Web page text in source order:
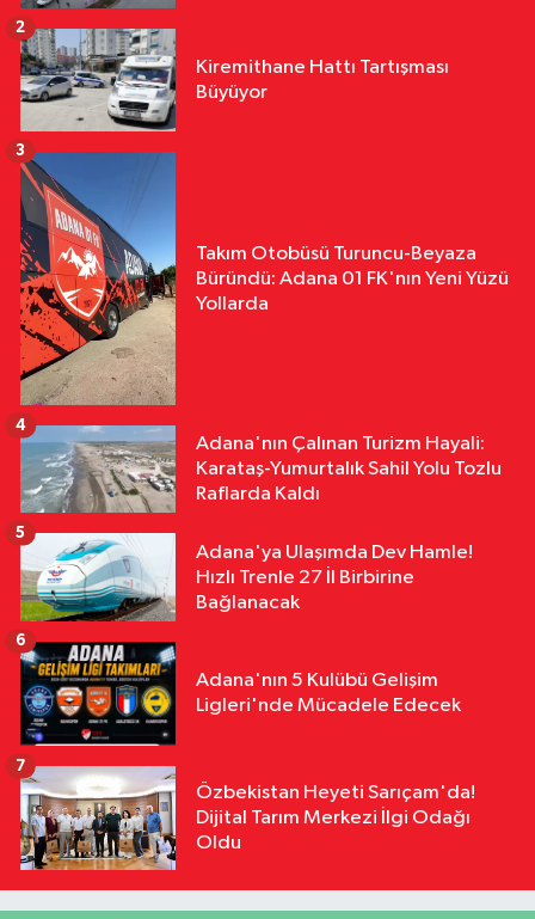
Kiremithane Hattı Tartışması
Büyüyor
2
Takım Otobüsü Turuncu-Beyaza
Büründü: Adana 01 FK'nın Yeni Yüzü
Yollarda
3
Adana'nın Çalınan Turizm Hayali:
Karataş-Yumurtalık Sahil Yolu Tozlu
Raflarda Kaldı
4
Adana'ya Ulaşımda Dev Hamle!
Hızlı Trenle 27 İl Birbirine
Bağlanacak
5
Adana'nın 5 Kulübü Gelişim
Ligleri'nde Mücadele Edecek
6
Özbekistan Heyeti Sarıçam'da!
Dijital Tarım Merkezi İlgi Odağı
Oldu
7